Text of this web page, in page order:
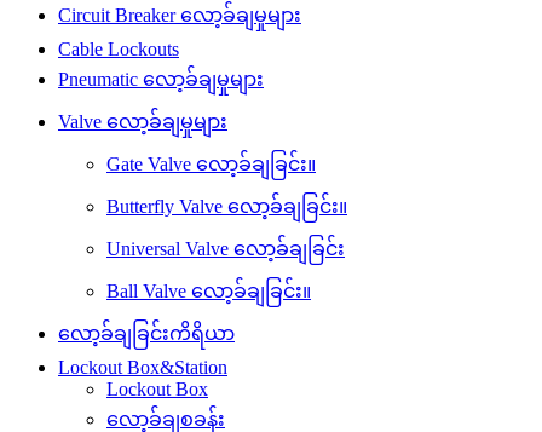
Circuit Breaker လော့ခ်ချမှုများ
Cable Lockouts
Pneumatic လော့ခ်ချမှုများ
Valve လော့ခ်ချမှုများ
Gate Valve လော့ခ်ချခြင်း။
Butterfly Valve လော့ခ်ချခြင်း။
Universal Valve လော့ခ်ချခြင်း
Ball Valve လော့ခ်ချခြင်း။
လော့ခ်ချခြင်းကိရိယာ
Lockout Box&Station
Lockout Box
လော့ခ်ချစခန်း